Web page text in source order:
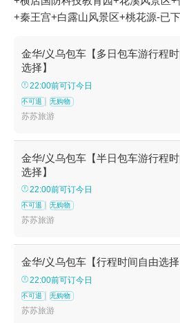
+秦王宫+白露山风景区+桃花源-已
+俞源太极星象村+横店影视城+武义
+义乌博物馆+金华凤凰山公园+地下
+郭洞古生态村+寿仙谷+义乌国际商
山+石鹅湖+磐安百杖潭+清水湾沁温
区+华夏文化园+金华府城隍庙+神丽
界+舞龙峡景区+金华动物园+江南第
源漂流+金华美地南山漂流+金华龙
溪名果山庄+牛头山国家森林公园+
区+大红岩景区+东阳中国木雕城+金
公园+寿仙谷漂流+龙山景区+永康云
山风景区+横店梦幻谷水世界+九峰
梦温泉+金华寺森林公园+中华舞龙
岩风景名胜区+义乌拓展训练+花园
金华/义乌包车【多日包车游行程
选择】
22:00前可订今日
不可退 无购物
苏苏旅游
金华/义乌包车【半日包车游行程
选择】
22:00前可订今日
不可退 无购物
苏苏旅游
金华/义乌包车【行程时间自由选择
22:00前可订今日
不可退 无购物
苏苏旅游